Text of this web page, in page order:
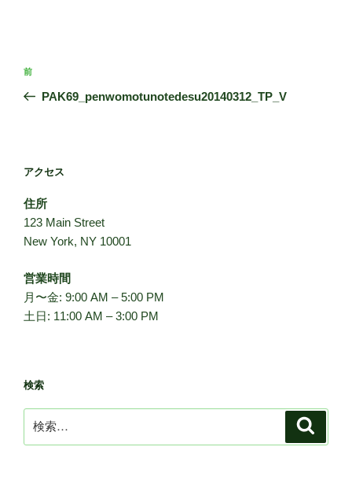
投
ナ
ー
シ
ョ
ン
前
の
前
PAK69_penwomotunotedesu20140312_TP_V
アクセス
住所
123 Main Street
New York, NY 10001
営業時間
月〜金: 9:00 AM – 5:00 PM
土日: 11:00 AM – 3:00 PM
検索
索: